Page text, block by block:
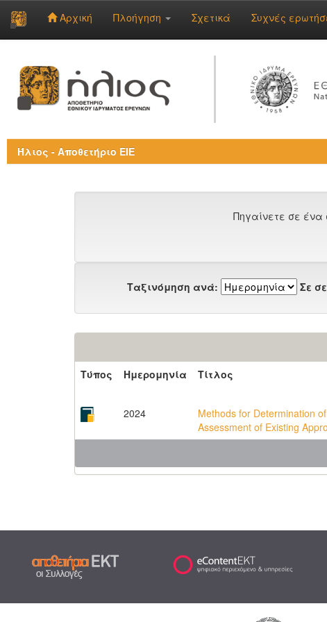
navigation
Αρχική Πλοήγηση Σχετικά Συχνές
Ήλιος - Αποθετήριο ΕΙΕ
Πηγαίνετε σε ένα
Ταξινόμηση ανά: Σε
Τύπος
Ημερομηνία Τίτλος
2024
Methods for Determination
Assessment of Existing